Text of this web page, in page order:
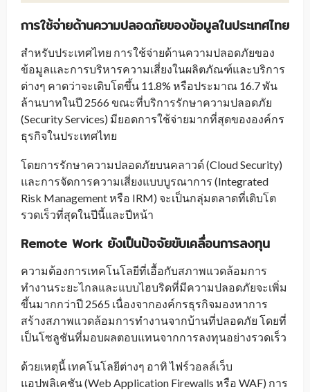
การใช้จ่ายด้านความปลอดภัยของข้อมูลในประเทศไทย
สำหรับประเทศไทย การใช้จ่ายด้านความปลอดภัยของ
ข้อมูลและการบริหารความเสี่ยงในผลิตภัณฑ์และบริการ
ต่างๆ คาดว่าจะเติบโตขึ้น 11.8% หรือประมาณ 16.7 พัน
ล้านบาทในปี 2566 ขณะที่บริการรักษาความปลอดภัย
(Security Services) มียอดการใช้จ่ายมากที่สุดขององค์กร
ธุรกิจในประเทศไทย
โดยการรักษาความปลอดภัยบนคลาวด์ (Cloud Security)
และการจัดการความเสี่ยงแบบบูรณาการ (Integrated
Risk Management หรือ IRM) จะเป็นกลุ่มตลาดที่เติบโต
รวดเร็วที่สุดในปีนี้และปีหน้า
Remote Work ยังเป็นปัจจัยขับเคลื่อนการลงทุน
ความต้องการเทคโนโลยีที่เอื้อกับสภาพแวดล้อมการ
ทำงานระยะไกลและแบบไฮบริดที่มีความปลอดภัยจะเพิ่ม
ขึ้นมากกว่าปี 2565 เนื่องจากองค์กรธุรกิจมองหาการ
สร้างสภาพแวดล้อมการทำงานจากบ้านที่ปลอดภัย โดยที่
เป็นโซลูชันที่มอบผลตอบแทนจากการลงทุนอย่างรวดเร็ว
ด้วยเหตุนี้ เทคโนโลยีต่างๆ อาทิ ไฟร์วอลล์เว็บ
แอปพลิเคชัน (Web Application Firewalls หรือ WAF) การ